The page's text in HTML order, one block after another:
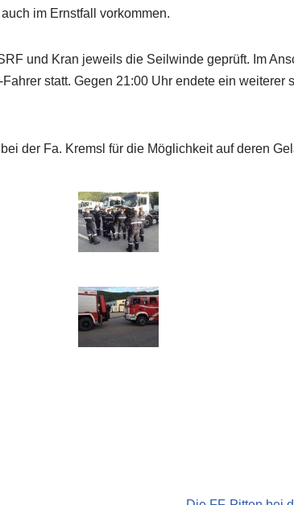
im Ernstfall vorkommen.
und Kran jeweils die Seilwinde geprüft. Im
statt. Gegen 21:00 Uhr endete ein weiterer
der Fa. Kremsl für die Möglichkeit auf deren